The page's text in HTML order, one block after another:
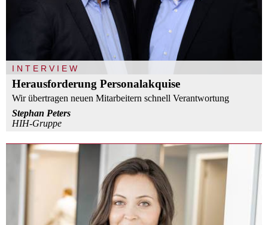
INTERVIEW
Herausforderung Personalakquise
Wir übertragen neuen Mitarbeitern schnell Verantwortung
Stephan Peters
HIH-Gruppe